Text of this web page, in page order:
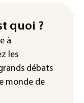
des prix
quoi ?
à
les
débats
monde de